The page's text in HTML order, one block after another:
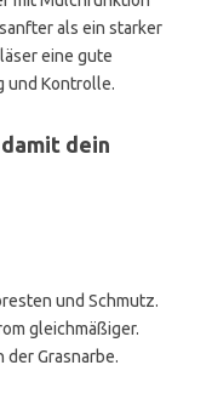
als ein starker
eine gute
und Kontrolle.
dein
und Schmutz.
gleichmäßiger.
Grasnarbe.